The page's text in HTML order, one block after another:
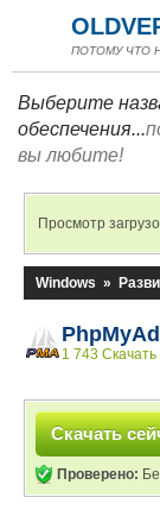
ПОТОМУ ЧТО
Выберите
обеспечения...
вы любите!
Просмотр
Windows »
1 743 Скачать
Скачать
Проверено: